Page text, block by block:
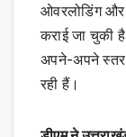
ओवरलोडिंग और
कराई जा चुकी
अपने-अपने स्तर
रही हैं।